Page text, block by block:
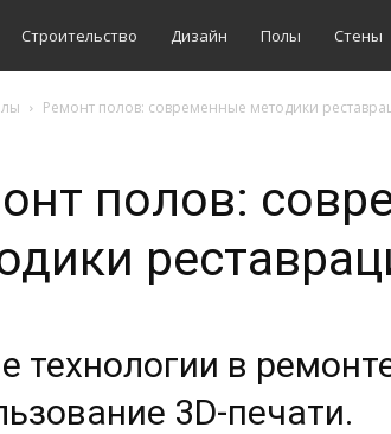
Строительство Дизайн Полы Стены
Ремонт полов: современные методики
полов:
технологии в
3D-печати.